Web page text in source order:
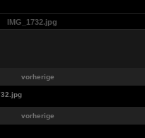
IMG_1732.jpg
vorherige
vorherige